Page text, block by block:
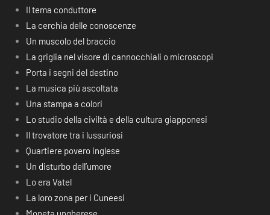
Il tema conduttore
La cerchia delle conoscenze
Un muscolo del braccio
La griglia nel visore di cannocchiali o microscopi
Porta i segni del destino
La musica più ascoltata
Una stampa a colori
Lo studio della civiltà e della cultura giapponesi
Il trovatore tra i lussuriosi
Quartiere povero inglese
Un disturbo dell’umore
Lo era Vatel
La loro zona per i Cuneesi